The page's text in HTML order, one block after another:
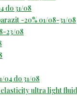
do 31/08
-20% 01/08-31/08
23/08
04 do 31/08
ultra light